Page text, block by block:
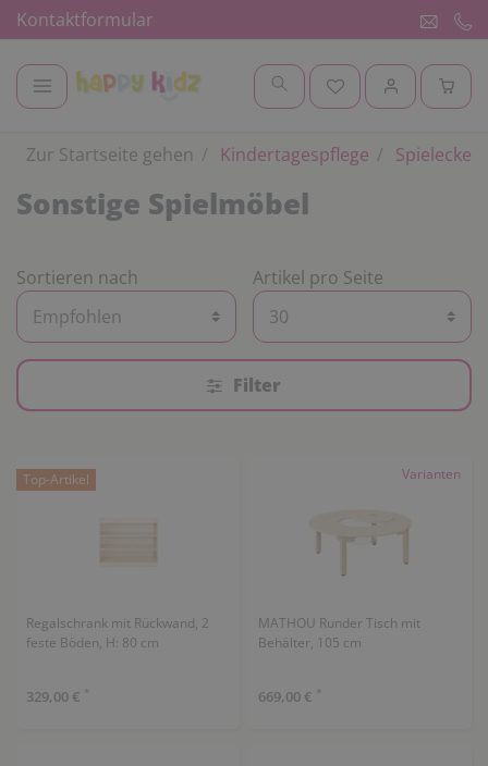
Kontaktformular
Zur Startseite gehen Kindertagespflege Spielecke
Sonstige Spielmöbel
Sortieren nach Artikel pro Seite
Filter
Top-Artikel
Regalschrank mit Rückwand, 2
feste Böden, H: 80 cm
329,00 € *
Varianten
MATHOU Runder Tisch mit
Behälter, 105 cm
669,00 € *